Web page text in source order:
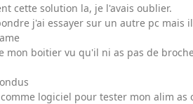
cette solution la, je l'avais oublier.
j'ai essayer sur un autre pc
mon boitier vu qu'il ni as pas de
logiciel pour tester mon alim